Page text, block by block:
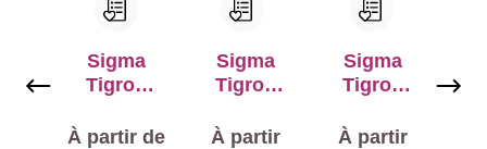
Sigma
Tigron
À partir de
Sigma
Tigron
À partir
Sigma
Tigron
À partir